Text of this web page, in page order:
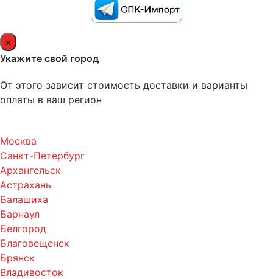
×
Укажите свой город
От этого зависит стоимость доставки и варианты
оплаты в ваш регион
Москва
Санкт-Петербург
Архангельск
Астрахань
Балашиха
Барнаул
Белгород
Благовещенск
Брянск
Владивосток